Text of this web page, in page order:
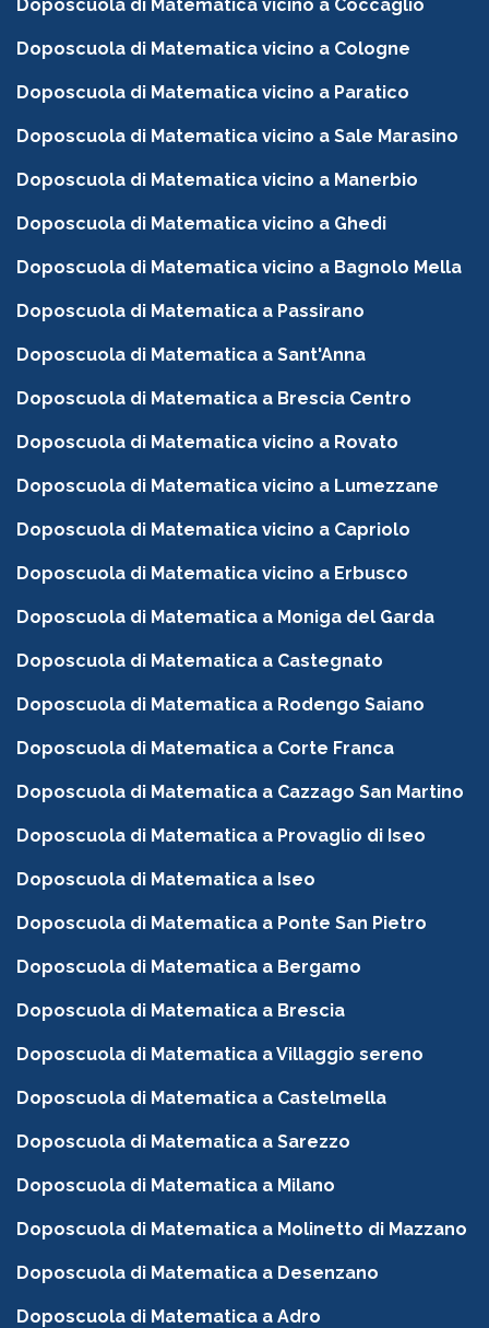
Doposcuola di Matematica vicino a Coccaglio
Doposcuola di Matematica vicino a Cologne
Doposcuola di Matematica vicino a Paratico
Doposcuola di Matematica vicino a Sale Marasino
Doposcuola di Matematica vicino a Manerbio
Doposcuola di Matematica vicino a Ghedi
Doposcuola di Matematica vicino a Bagnolo Mella
Doposcuola di Matematica a Passirano
Doposcuola di Matematica a Sant'Anna
Doposcuola di Matematica a Brescia Centro
Doposcuola di Matematica vicino a Rovato
Doposcuola di Matematica vicino a Lumezzane
Doposcuola di Matematica vicino a Capriolo
Doposcuola di Matematica vicino a Erbusco
Doposcuola di Matematica a Moniga del Garda
Doposcuola di Matematica a Castegnato
Doposcuola di Matematica a Rodengo Saiano
Doposcuola di Matematica a Corte Franca
Doposcuola di Matematica a Cazzago San Martino
Doposcuola di Matematica a Provaglio di Iseo
Doposcuola di Matematica a Iseo
Doposcuola di Matematica a Ponte San Pietro
Doposcuola di Matematica a Bergamo
Doposcuola di Matematica a Brescia
Doposcuola di Matematica a Villaggio sereno
Doposcuola di Matematica a Castelmella
Doposcuola di Matematica a Sarezzo
Doposcuola di Matematica a Milano
Doposcuola di Matematica a Molinetto di Mazzano
Doposcuola di Matematica a Desenzano
Doposcuola di Matematica a Adro